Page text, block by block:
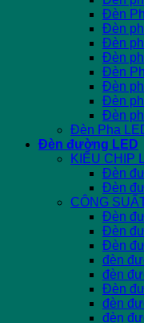
Đèn
Đèn
Đèn
Đèn
Đèn
Đèn
Đèn
Đèn
Đèn Pha
Đèn đường LED
KIỂU CHIP
Đèn
Đèn
CÔNG
Đèn
Đèn
Đèn
đèn
đèn
Đèn
đèn
đèn